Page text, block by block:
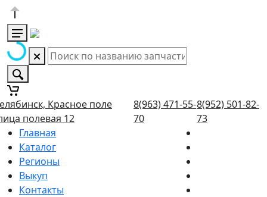
Красное поле
полевая 12
8(963) 471-55-
70
8(952) 501-82-
73
Главная
Каталог
Регионы
Выкуп
Контакты